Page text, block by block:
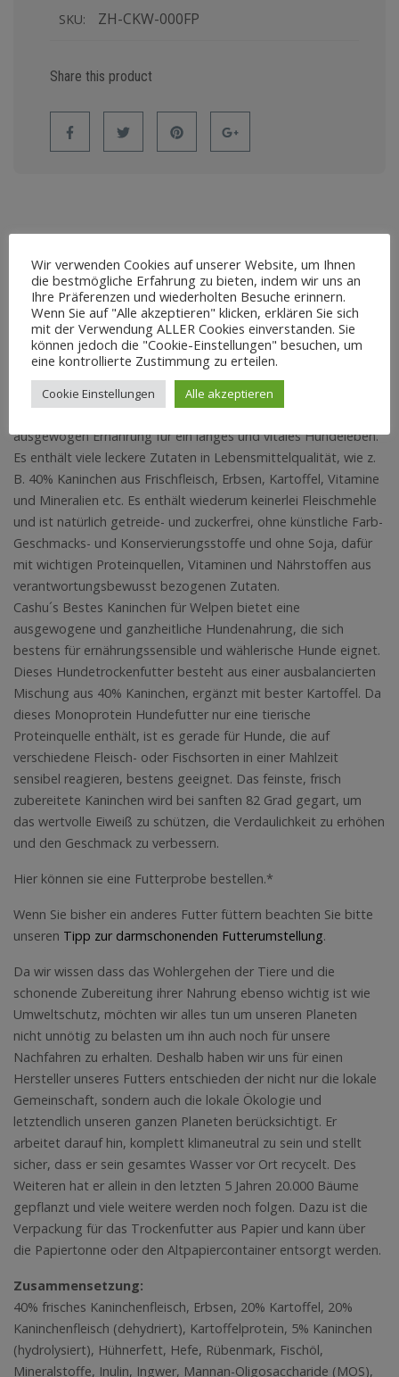
SKU: ZH-CKW-000FP
Share this product
BESCHREIBUNG REZENSIONEN (0)
Beschreibung
Unsere Eigenmarke Cashu´s Bestes Kaninchen für Welpen ist
ein Trockenfutter dass mit viel Liebe und ohne Tierversuche
hergestellt wird. Entwickelt wurde es von Tierärzten und
ausgewogen Ernährung für ein langes und vitales Hundeleben.
Es enthält viele leckere Zutaten in Lebensmittelqualität, wie z.
B. 40% Kaninchen aus Frischfleisch, Erbsen, Kartoffel, Vitamine
und Mineralien etc. Es enthält wiederum keinerlei Fleischmehle
und ist natürlich getreide- und zuckerfrei, ohne künstliche Farb-
Geschmacks- und Konservierungsstoffe und ohne Soja, dafür
mit wichtigen Proteinquellen, Vitaminen und Nährstoffen aus
verantwortungsbewusst bezogenen Zutaten.
Cashu´s Bestes Kaninchen für Welpen bietet eine
ausgewogene und ganzheitliche Hundenahrung, die sich
bestens für ernährungssensible und wählerische Hunde eignet.
Dieses Hundetrockenfutter besteht aus einer ausbalancierten
Mischung aus 40% Kaninchen, ergänzt mit bester Kartoffel. Da
dieses Monoprotein Hundefutter nur eine tierische
Proteinquelle enthält, ist es gerade für Hunde, die auf
verschiedene Fleisch- oder Fischsorten in einer Mahlzeit
sensibel reagieren, bestens geeignet. Das feinste, frisch
zubereitete Kaninchen wird bei sanften 82 Grad gegart, um
das wertvolle Eiweiß zu schützen, die Verdaulichkeit zu erhöhen
und den Geschmack zu verbessern.
Hier können sie eine Futterprobe bestellen.*
Wenn Sie bisher ein anderes Futter füttern beachten Sie bitte
unseren Tipp zur darmschonenden Futterumstellung.
Da wir wissen dass das Wohlergehen der Tiere und die
schonende Zubereitung ihrer Nahrung ebenso wichtig ist wie
Umweltschutz, möchten wir alles tun um unseren Planeten
nicht unnötig zu belasten um ihn auch noch für unsere
Nachfahren zu erhalten. Deshalb haben wir uns für einen
Hersteller unseres Futters entschieden der nicht nur die lokale
Gemeinschaft, sondern auch die lokale Ökologie und
letztendlich unseren ganzen Planeten berücksichtigt. Er
arbeitet darauf hin, komplett klimaneutral zu sein und stellt
sicher, dass er sein gesamtes Wasser vor Ort recycelt. Des
Weiteren hat er allein in den letzten 5 Jahren 20.000 Bäume
gepflanzt und viele weitere werden noch folgen. Dazu ist die
Verpackung für das Trockenfutter aus Papier und kann über
die Papiertonne oder den Altpapiercontainer entsorgt werden.
Zusammensetzung:
40% frisches Kaninchenfleisch, Erbsen, 20% Kartoffel, 20%
Kaninchenfleisch (dehydriert), Kartoffelprotein, 5% Kaninchen
(hydrolysiert), Hühnerfett, Hefe, Rübenmark, Fischöl,
Mineralstoffe, Inulin, Ingwer, Mannan-Oligosaccharide (MOS),
Wir verwenden Cookies auf unserer Website, um Ihnen
die bestmögliche Erfahrung zu bieten, indem wir uns an
Ihre Präferenzen und wiederholten Besuche erinnern.
Wenn Sie auf "Alle akzeptieren" klicken, erklären Sie sich
mit der Verwendung ALLER Cookies einverstanden. Sie
können jedoch die "Cookie-Einstellungen" besuchen, um
eine kontrollierte Zustimmung zu erteilen.
Cookie Einstellungen Alle akzeptieren